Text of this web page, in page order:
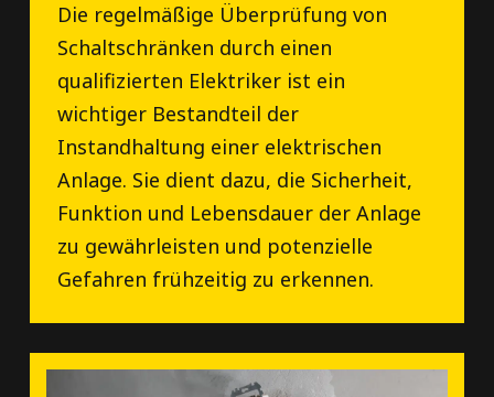
Die regelmäßige Überprüfung von
Schaltschränken durch einen
qualifizierten Elektriker ist ein
wichtiger Bestandteil der
Instandhaltung einer elektrischen
Anlage. Sie dient dazu, die Sicherheit,
Funktion und Lebensdauer der Anlage
zu gewährleisten und potenzielle
Gefahren frühzeitig zu erkennen.